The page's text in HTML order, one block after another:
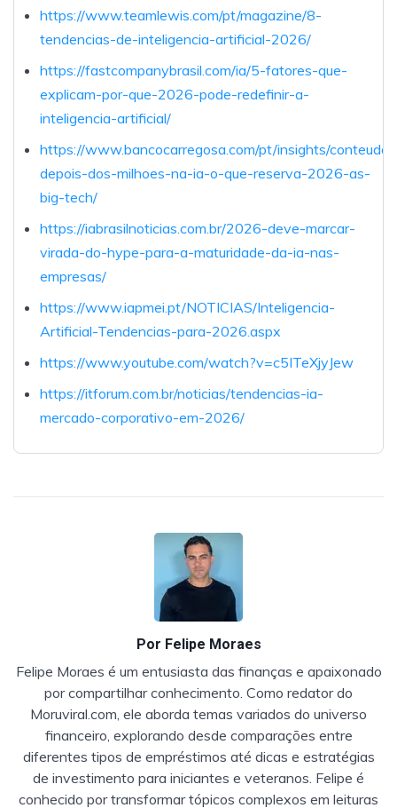
https://www.teamlewis.com/pt/magazine/8-
tendencias-de-inteligencia-artificial-2026/
https://fastcompanybrasil.com/ia/5-fatores-que-
explicam-por-que-2026-pode-redefinir-a-
inteligencia-artificial/
https://www.bancocarregosa.com/pt/insights/
depois-dos-milhoes-na-ia-o-que-reserva-2026-as-
big-tech/
https://iabrasilnoticias.com.br/2026-deve-marcar-
virada-do-hype-para-a-maturidade-da-ia-nas-
empresas/
https://www.iapmei.pt/NOTICIAS/Inteligencia-
Artificial-Tendencias-para-2026.aspx
https://www.youtube.com/watch?v=c5ITeXjyJew
https://itforum.com.br/noticias/tendencias-ia-
mercado-corporativo-em-2026/
Por Felipe Moraes
Felipe Moraes é um entusiasta das finanças e apaixonado
por compartilhar conhecimento. Como redator do
Moruviral.com, ele aborda temas variados do universo
financeiro, explorando desde comparações entre
diferentes tipos de empréstimos até dicas e estratégias
de investimento para iniciantes e veteranos. Felipe é
conhecido por transformar tópicos complexos em leituras